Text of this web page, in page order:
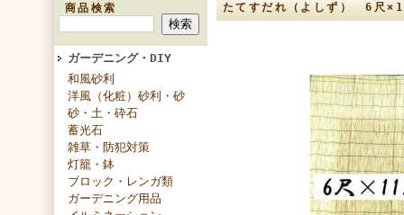
商品検索
ガーデニング・DIY
和風砂利
洋風（化粧）砂利・砂
砂・土・砕石
蓄光石
雑草・防犯対策
灯籠・鉢
ブロック・レンガ類
ガーデニング用品
たてすだれ（よしず） 6尺